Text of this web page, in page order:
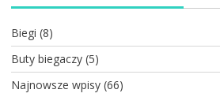
Biegi (8)
Buty biegaczy(5)
Najnowsze wpisy(66)